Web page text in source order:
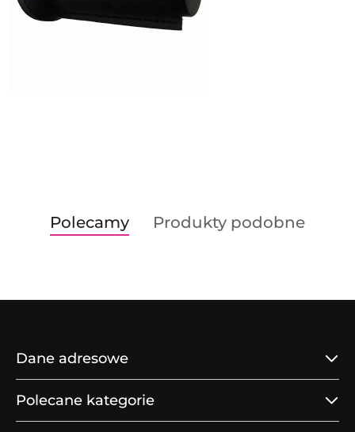
Pomiń karuzelę produktów
Produkty
o
Polecamy
Produkty
Produkty podobne
Dane adresowe
Polecane kategorie